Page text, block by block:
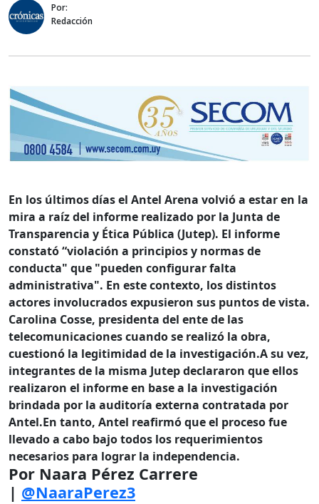
Por:
Redacción
En los últimos días el Antel Arena volvió a estar en la
mira a raíz del informe realizado por la Junta de
Transparencia y Ética Pública (Jutep). El informe
constató “violación a principios y normas de
conducta" que "pueden configurar falta
administrativa". En este contexto, los distintos
actores involucrados expusieron sus puntos de vista.
Carolina Cosse, presidenta del ente de las
telecomunicaciones cuando se realizó la obra,
cuestionó la legitimidad de la investigación.A su vez,
integrantes de la misma Jutep declararon que ellos
realizaron el informe en base a la investigación
brindada por la auditoría externa contratada por
Antel.En tanto, Antel reafirmó que el proceso fue
llevado a cabo bajo todos los requerimientos
necesarios para lograr la independencia.
Por Naara Pérez Carrere
| @NaaraPerez3